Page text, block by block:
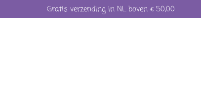
Gratis verzending in NL boven € 50,00